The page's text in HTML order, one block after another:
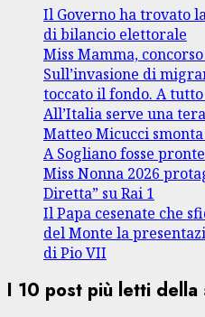
Il Governo ha trovato
di bilancio elettorale
Miss Mamma,
Sull’invasione di
toccato il fondo. A tutto
All’Italia serve una
Matteo Micucci
A Sogliano fosse pronte
Miss Nonna 2026
Diretta” su Rai 1
Il Papa cesenate che
del Monte la
di Pio VII
I 10 post più letti della